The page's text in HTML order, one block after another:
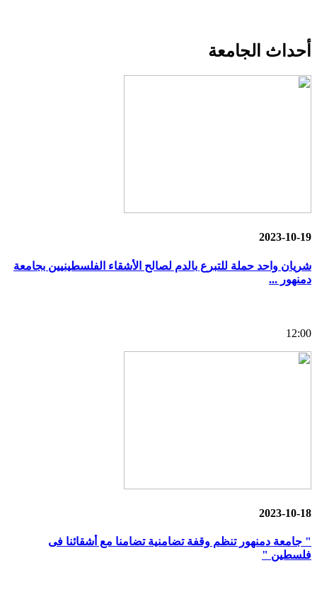
أحداث الجامعة
2023-10-19
شريان واحد حملة للتبرع بالدم لصالح الأشقاء الفلسطينيين بجامعة
دمنهور ...
12:00
2023-10-18
" جامعة دمنهور تنظم وقفة تضامنية تضامنا مع أشقائنا فى
فلسطين "